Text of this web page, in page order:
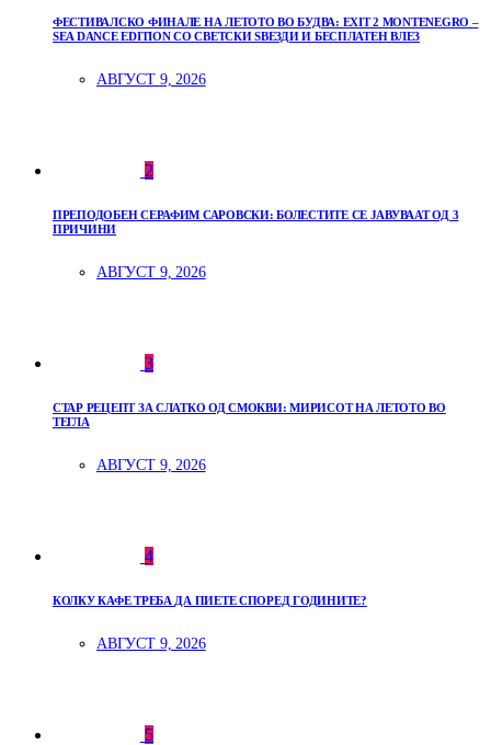
ФЕСТИВАЛСКО ФИНАЛЕ НА ЛЕТОТО ВО БУДВА: EXIT 2 MONTENEGRO –
SEA DANCE EDITION СО СВЕТСКИ ЅВЕЗДИ И БЕСПЛАТЕН ВЛЕЗ
АВГУСТ 9, 2026
2
ПРЕПОДОБЕН СЕРАФИМ САРОВСКИ: БОЛЕСТИТЕ СЕ ЈАВУВААТ ОД 3
ПРИЧИНИ
АВГУСТ 9, 2026
3
СТАР РЕЦЕПТ ЗА СЛАТКО ОД СМОКВИ: МИРИСОТ НА ЛЕТОТО ВО
ТЕГЛА
АВГУСТ 9, 2026
4
КОЛКУ КАФЕ ТРЕБА ДА ПИЕТЕ СПОРЕД ГОДИНИТЕ?
АВГУСТ 9, 2026
5